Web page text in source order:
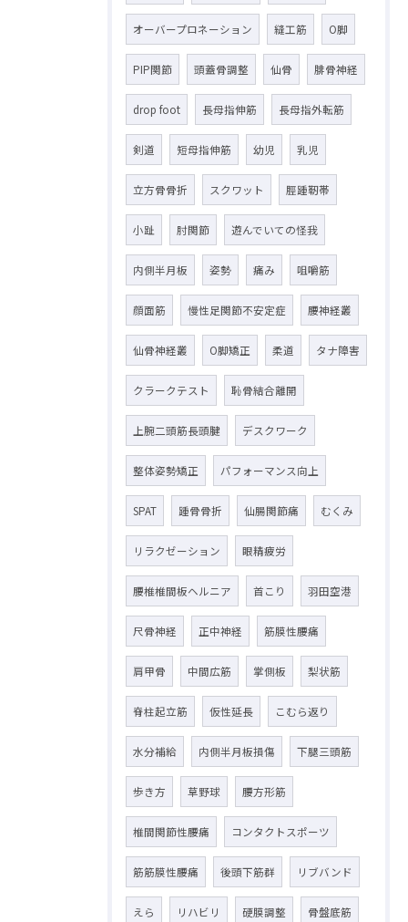
オーバープロネーション 縫工筋 O脚
PIP関節 頭蓋骨調整 仙骨 腓骨神経
drop foot 長母指伸筋 長母指外転筋
剣道 短母指伸筋 幼児 乳児
立方骨骨折 スクワット 脛踵靭帯
小趾 肘関節 遊んでいての怪我
内側半月板 姿勢 痛み 咀嚼筋
顔面筋 慢性足関節不安定症 腰神経叢
仙骨神経叢 O脚矯正 柔道 タナ障害
クラークテスト 恥骨結合離開
上腕二頭筋長頭腱 デスクワーク
整体姿勢矯正 パフォーマンス向上
SPAT 踵骨骨折 仙腸関節痛 むくみ
リラクゼーション 眼精疲労
腰椎椎間板ヘルニア 首こり 羽田空港
尺骨神経 正中神経 筋膜性腰痛
肩甲骨 中間広筋 掌側板 梨状筋
脊柱起立筋 仮性延長 こむら返り
水分補給 内側半月板損傷 下腿三頭筋
歩き方 草野球 腰方形筋
椎間関節性腰痛 コンタクトスポーツ
筋筋膜性腰痛 後頭下筋群 リブバンド
えら リハビリ 硬膜調整 骨盤底筋